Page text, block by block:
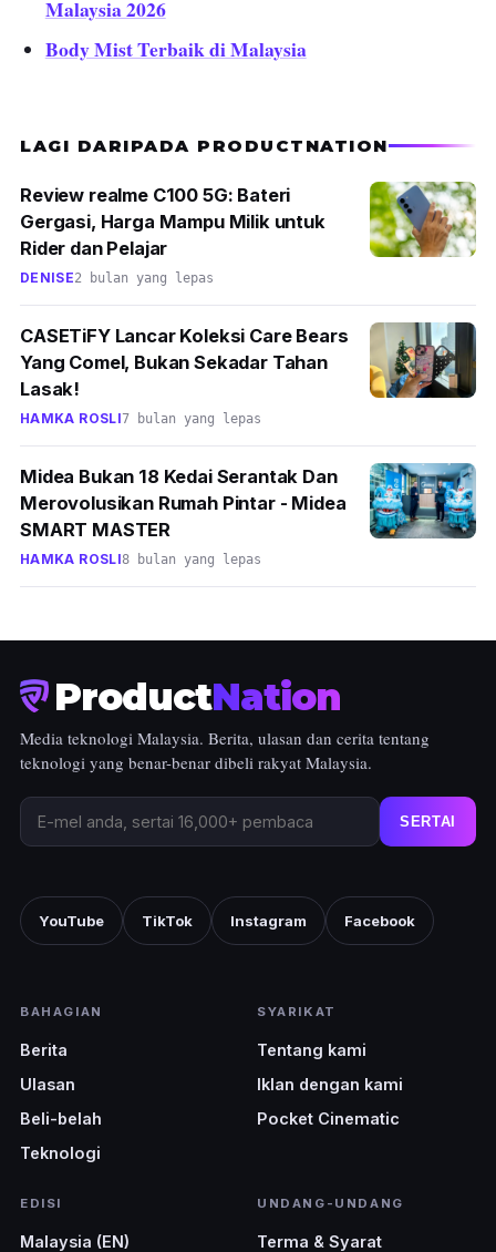
Malaysia 2026
Body Mist Terbaik di Malaysia
LAGI DARIPADA PRODUCTNATION
Review realme C100 5G: Bateri
Gergasi, Harga Mampu Milik untuk
Rider dan Pelajar
DENISE2 bulan yang lepas
CASETiFY Lancar Koleksi Care Bears
Yang Comel, Bukan Sekadar Tahan
Lasak!
HAMKA ROSLI7 bulan yang lepas
Midea Bukan 18 Kedai Serantak Dan
Merovolusikan Rumah Pintar - Midea
SMART MASTER
HAMKA ROSLI8 bulan yang lepas
ProductNation
Media teknologi Malaysia. Berita, ulasan dan cerita tentang
teknologi yang benar-benar dibeli rakyat Malaysia.
SERTAI
YouTube TikTok Instagram Facebook
BAHAGIAN
Berita
Ulasan
Beli-belah
Teknologi
SYARIKAT
Tentang kami
Iklan dengan kami
Pocket Cinematic
EDISI
Malaysia (EN)
UNDANG-UNDANG
Terma & Syarat